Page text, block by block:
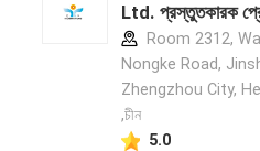
Ltd. প্রস্তুতকারক
Room 2312,
Nongke Road,
Zhengzhou City,
,চীন
5.0